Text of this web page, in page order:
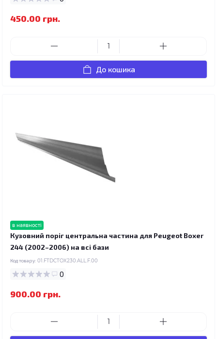
450.00 грн.
До кошика
в наявності
Кузовний поріг центральна частина для Peugeot Boxer
244 (2002–2006) на всі бази
Код товару: 01.FTDCTOX230.ALL.F.00
0
900.00 грн.